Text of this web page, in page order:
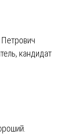
кандидат